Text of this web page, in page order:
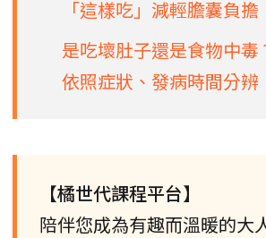
「這樣吃」減輕膽囊負擔
是吃壞肚子還是食物中毒
依照症狀、發病時間分辨
【橘世代課程平台】
陪伴您成為有趣而溫暖的大